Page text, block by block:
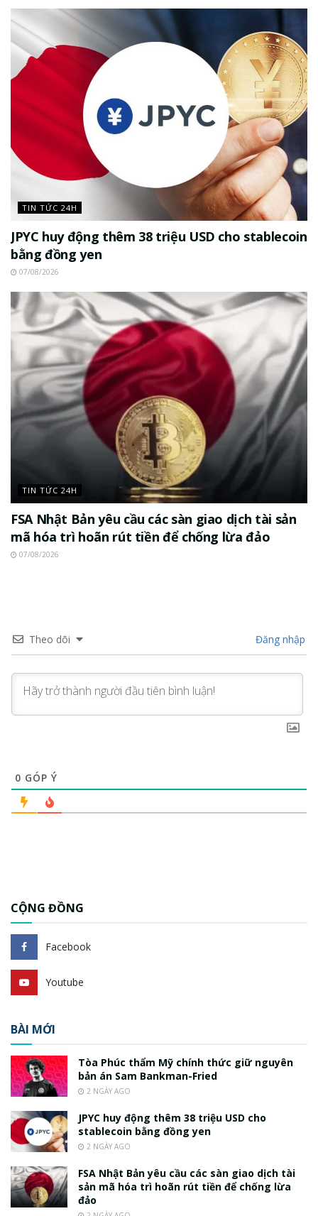
TIN TỨC 24H
JPYC huy động thêm 38 triệu USD cho stablecoin
bằng đồng yen
07/08/2026
TIN TỨC 24H
FSA Nhật Bản yêu cầu các sàn giao dịch tài sản
mã hóa trì hoãn rút tiền để chống lừa đảo
07/08/2026
Theo dõi Đăng nhập
0 GÓP Ý
CỘNG ĐỒNG
Facebook
Youtube
BÀI MỚI
Tòa Phúc thẩm Mỹ chính thức giữ nguyên
bản án Sam Bankman-Fried
2 NGÀY AGO
JPYC huy động thêm 38 triệu USD cho
stablecoin bằng đồng yen
2 NGÀY AGO
FSA Nhật Bản yêu cầu các sàn giao dịch tài
sản mã hóa trì hoãn rút tiền để chống lừa
đảo